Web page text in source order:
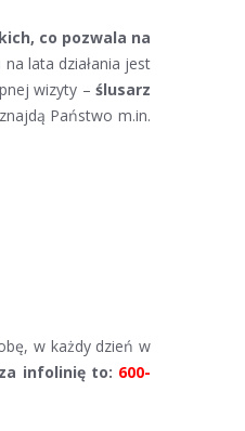
co pozwala na
lata działania jest
wizyty – ślusarz
Państwo m.in.
w każdy dzień w
infolinię to: 600-